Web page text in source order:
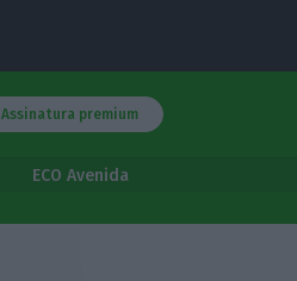
Assinatura premium
ECO Avenida